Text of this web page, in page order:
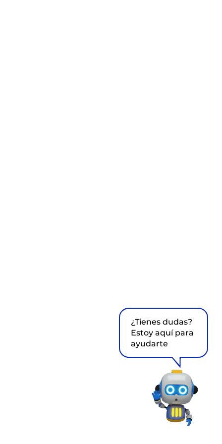
¿Tienes dudas?
Estoy aquí para
ayudarte